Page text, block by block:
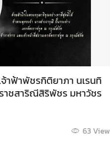
าพัชรกิติยาภา นเรนทิ
าชสาริณีสิริพัชร มหาวัชร
63 View